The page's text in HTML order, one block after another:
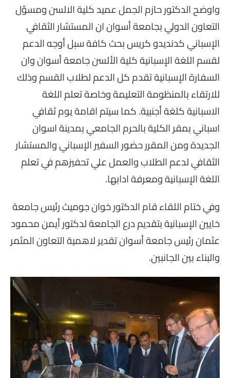
واوضح الدكتور حازم الجمل عميد كلية الالسن ومسؤل
التعاون الدولي بجامعة أسوان ان المستشار الثقافي
الإسباني كدنديدو كريس بحث كافة سبل أوجه الدعم
لقسم اللغة الإسبانية كلية الألسن جامعة أسوان وان
السفارة الإسبانية تقدم كل الدعم لطلاب القسم وذلك
للارتقاء بالمنظومة التعليمة وخاصة تعلم اللغة
الاسبانية كلغة أجنبية. كما سيتم اقامة يوم ثقافي
اسباني بمقر الكلية بالحرم الجامعي بمدينة اسوان
الجديدة ومن المقرر حضور السفير الإسباني والمستشار
الثقافي لدعم الطلاب والعمل علي تحفيزهم في تعلم
اللغة الإسبانية ومعرفة ادابها.
وفي ختام اللقاء قام الدكتور خوان جوميث رئيس جامعة
خايين الإسبانية بتقديم درع الجامعة لدكتور أيمن محمود
عثمان رئيس جامعة أسوان تقدير لاهمية التعاون المثمر
والبناء بين الجانبين.